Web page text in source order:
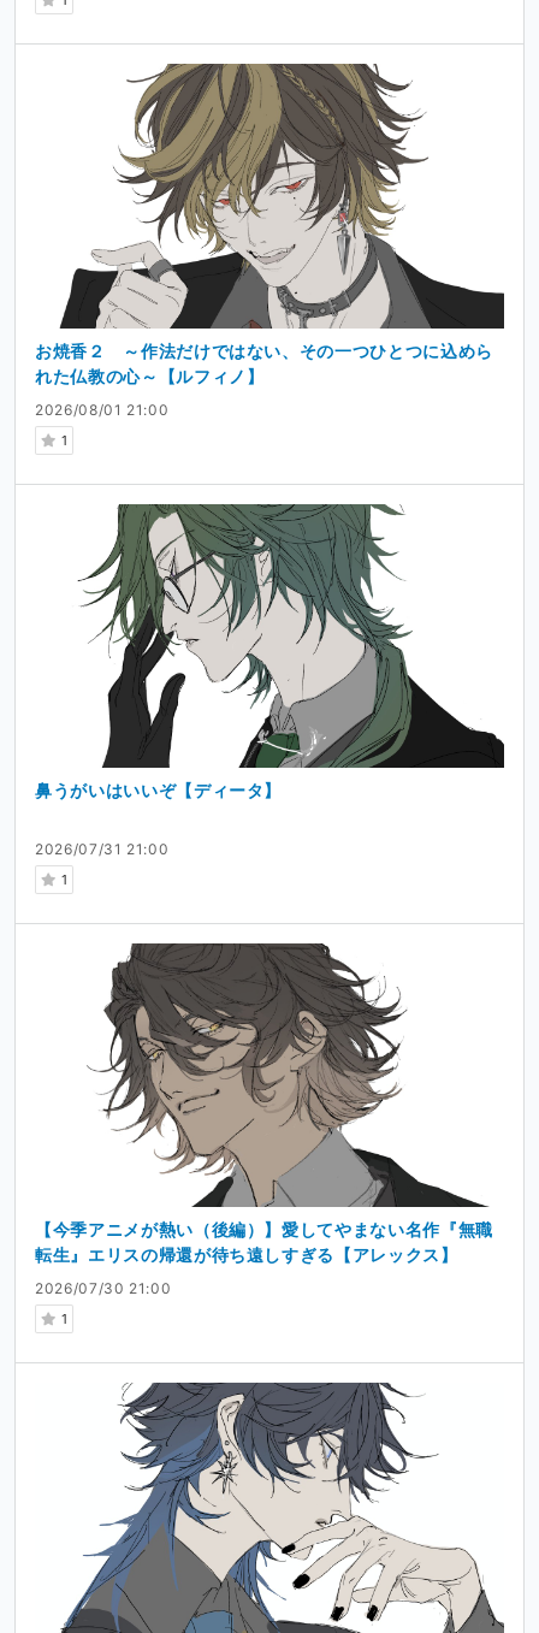
2026/08/01 21:00
1
お焼香２ ～作法だけではない、その一つひとつに込めら
れた仏教の心～【ルフィノ】
2026/07/31 21:00
1
鼻うがいはいいぞ【ディータ】
2026/07/30 21:00
1
【今季アニメが熱い（後編）】愛してやまない名作『無職
転生』エリスの帰還が待ち遠しすぎる【アレックス】